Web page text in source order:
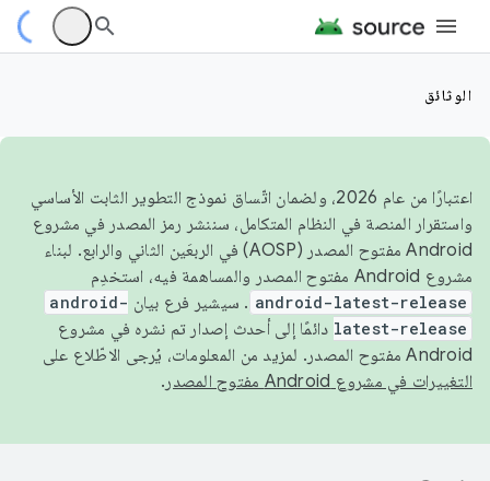
الوثائق
اعتبارًا من عام 2026، ولضمان اتّساق نموذج التطوير الثابت الأساسي
واستقرار المنصة في النظام المتكامل، سننشر رمز المصدر في مشروع
Android مفتوح المصدر (AOSP) في الربعَين الثاني والرابع. لبناء
مشروع Android مفتوح المصدر والمساهمة فيه، استخدِم
android-latest-release . سيشير فرع بيان android-
latest-release دائمًا إلى أحدث إصدار تم نشره في مشروع
Android مفتوح المصدر. لمزيد من المعلومات، يُرجى الاطّلاع على
التغييرات في مشروع Android مفتوح المصدر
.